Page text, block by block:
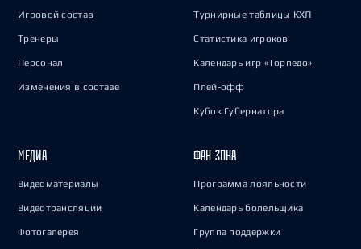
Игровой состав
Тренеры
Персонал
Изменения в составе
Турнирные таблицы КХЛ
Статистика игроков
Календарь игр «Торпедо»
Плей-офф
Кубок Губернатора
МЕДИА
Видеоматериалы
Видеотрансляции
Фотогалерея
ФАН-ЗОНА
Программа лояльности
Календарь болельщика
Группа поддержки